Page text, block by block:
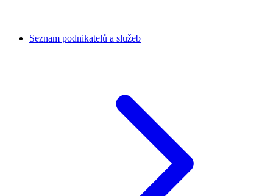
Seznam podnikatelů a služeb